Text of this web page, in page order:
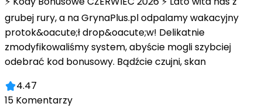
grubej rury, a na GrynaPlus.pl odpalamy wakacyjny
protok&oacute;ł drop&oacute;w! Delikatnie
zmodyfikowaliśmy system, abyście mogli szybciej
odebrać kod bonusowy. Bądźcie czujni, skan
4.47
15 Komentarzy